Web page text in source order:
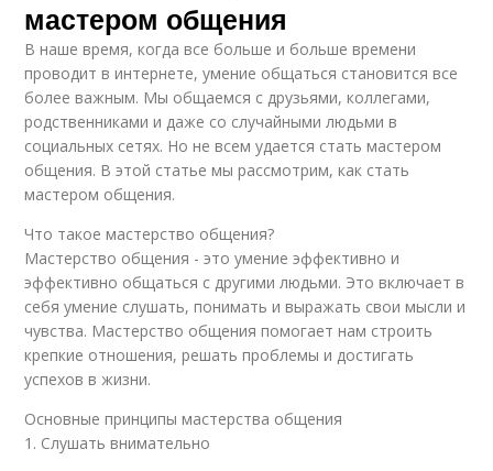
мастером общения
В наше время, когда все больше и больше времени
проводит в интернете, умение общаться становится все
более важным. Мы общаемся с друзьями, коллегами,
родственниками и даже со случайными людьми в
социальных сетях. Но не всем удается стать мастером
общения. В этой статье мы рассмотрим, как стать
мастером общения.
Что такое мастерство общения?
Мастерство общения - это умение эффективно и
эффективно общаться с другими людьми. Это включает в
себя умение слушать, понимать и выражать свои мысли и
чувства. Мастерство общения помогает нам строить
крепкие отношения, решать проблемы и достигать
успехов в жизни.
Основные принципы мастерства общения
1. Слушать внимательно